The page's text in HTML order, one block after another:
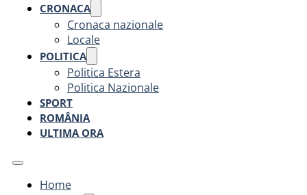
CRONACA
Cronaca nazionale
Locale
POLITICA
Politica Estera
Politica Nazionale
SPORT
ROMÂNIA
ULTIMA ORA
Home